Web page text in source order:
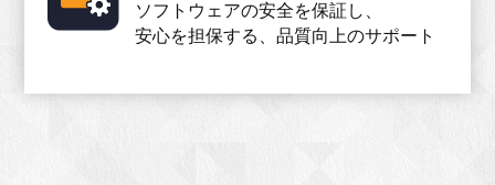
ソフトウェアの安全を保証し、
安心を担保する、品質向上のサポート